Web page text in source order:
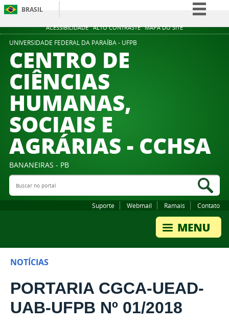
ACESSIBILIDADE ALTO CONTRASTE MAPA DO SITE
BRASIL
Simplifique!
UNIVERSIDADE FEDERAL DA PARAÍBA - UFPB
CENTRO DE
CIÊNCIAS
HUMANAS,
SOCIAIS E
AGRÁRIAS - CCHSA
BANANEIRAS - PB
Buscar no portal
Suporte Webmail Ramais Contato
NOTÍCIAS
PORTARIA CGCA-UEAD-
UAB-UFPB Nº 01/2018